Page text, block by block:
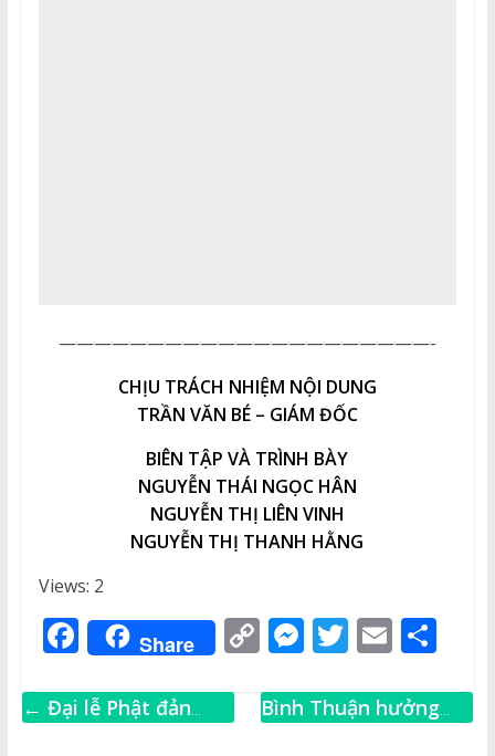
—————————————————————-
CHỊU TRÁCH NHIỆM NỘI DUNG
TRẦN VĂN BÉ – GIÁM ĐỐC
BIÊN TẬP VÀ TRÌNH BÀY
NGUYỄN THÁI NGỌC HÂN
NGUYỄN THỊ LIÊN VINH
NGUYỄN THỊ THANH HẰNG
Views: 2
F
a
c
Share C
p
M
ss
T
it
E
ai
S
ar
← Đại lễ Phật đản
Bình Thuận hưởng